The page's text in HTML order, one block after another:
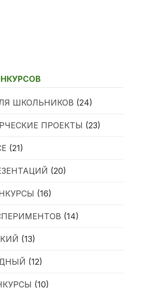
ШКОЛЬНИКОВ (24)
ПРОЕКТЫ (23)
(21)
(20)
(16)
(14)
(13)
(12)
(10)